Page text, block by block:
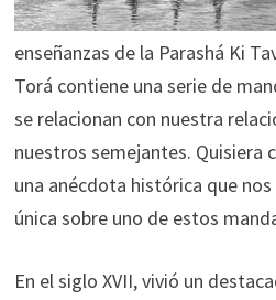
enseñanzas de la Parashá Ki
Torá contiene una serie de
se relacionan con nuestra
nuestros semejantes. Quisiera
una anécdota histórica que
única sobre uno de estos
En el siglo XVII, vivió un